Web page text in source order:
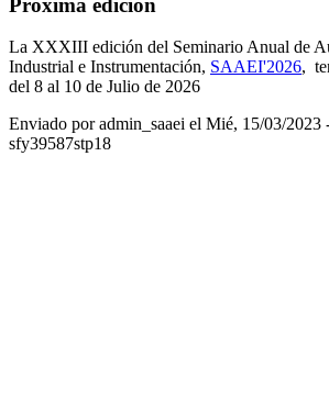
Próxima edición
La XXXIII edición del Seminario Anual de
Industrial e Instrumentación, SAAEI'2026,
del 8 al 10 de Julio de 2026
Enviado poradmin_saaei el Mié, 15/03/2023
sfy39587stp18